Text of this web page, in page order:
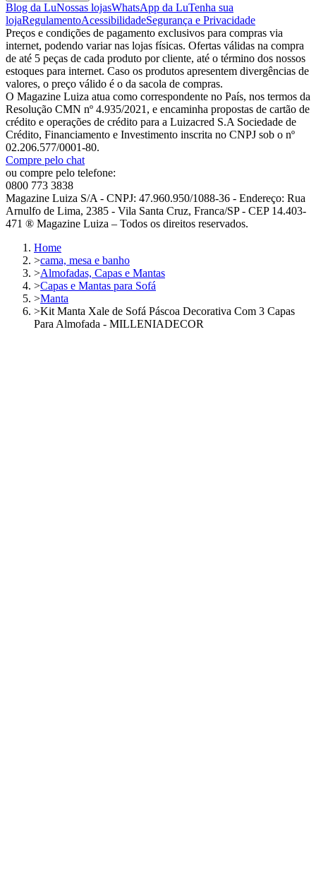
Blog da LuNossas lojasWhatsApp da LuTenha sua
lojaRegulamentoAcessibilidadeSegurança e Privacidade
Preços e condições de pagamento exclusivos para compras via
internet, podendo variar nas lojas físicas. Ofertas válidas na compra
de até 5 peças de cada produto por cliente, até o término dos nossos
estoques para internet. Caso os produtos apresentem divergências de
valores, o preço válido é o da sacola de compras.
O Magazine Luiza atua como correspondente no País, nos termos da
Resolução CMN nº 4.935/2021, e encaminha propostas de cartão de
crédito e operações de crédito para a Luizacred S.A Sociedade de
Crédito, Financiamento e Investimento inscrita no CNPJ sob o nº
02.206.577/0001-80.
Compre pelo chat
ou compre pelo telefone:
0800 773 3838
Magazine Luiza S/A - CNPJ: 47.960.950/1088-36 - Endereço: Rua
Arnulfo de Lima, 2385 - Vila Santa Cruz, Franca/SP - CEP 14.403-
471 ® Magazine Luiza – Todos os direitos reservados.
Home
>cama, mesa e banho
>Almofadas, Capas e Mantas
>Capas e Mantas para Sofá
>Manta
>Kit Manta Xale de Sofá Páscoa Decorativa Com 3 Capas
Para Almofada - MILLENIADECOR